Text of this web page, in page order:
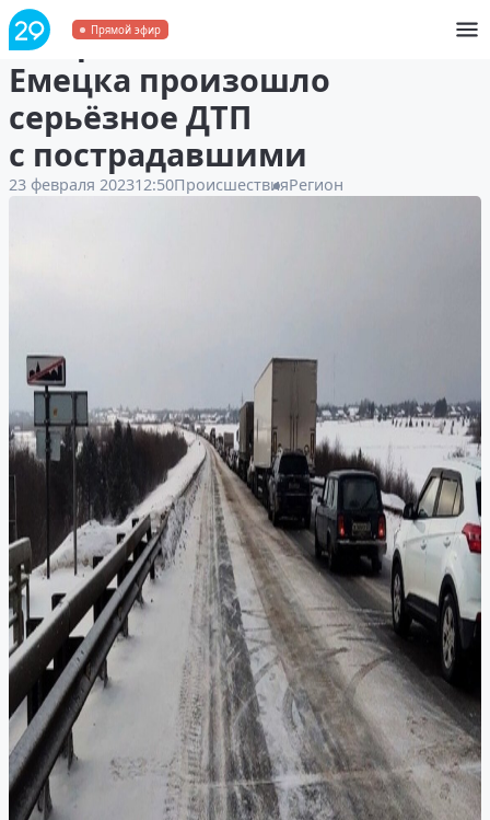
Прямой эфир
На трассе М8 вблизи
Емецка произошло
серьёзное ДТП
с пострадавшими
23 февраля 202312:50ПроисшествияРегион